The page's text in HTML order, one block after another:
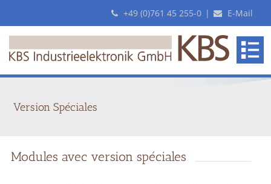
+49 (0)761 45 255-0 | E-Mail
Version Spéciales
Modules avec version spéciales